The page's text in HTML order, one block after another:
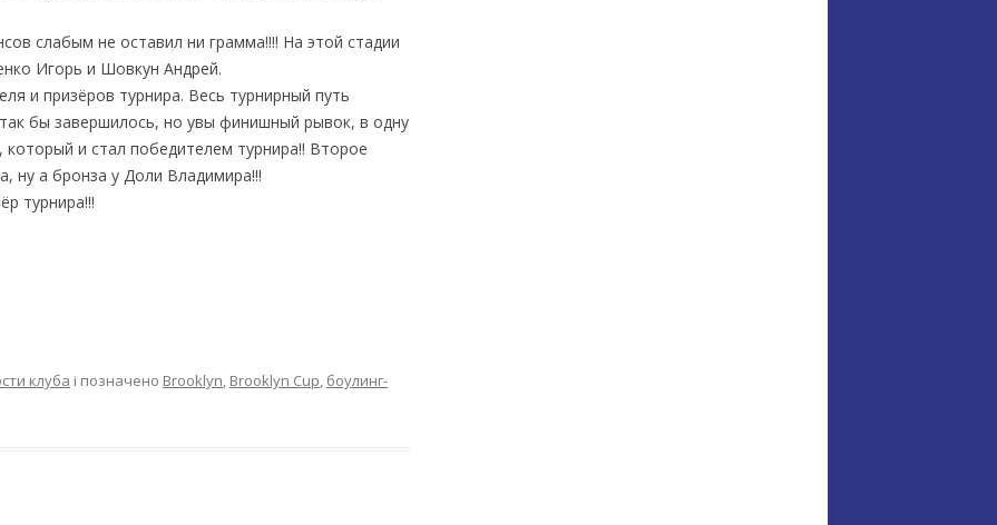
слабым не оставил ни грамма!!!! На этой стадии
Игорь и Шовкун Андрей.
и призёров турнира. Весь турнирный путь
бы завершилось, но увы финишный рывок, в одну
и стал победителем турнира!! Второе
ну а бронза у Доли Владимира!!!
турнира!!!
клуба і позначено Brooklyn, Brooklyn Cup, боулинг-